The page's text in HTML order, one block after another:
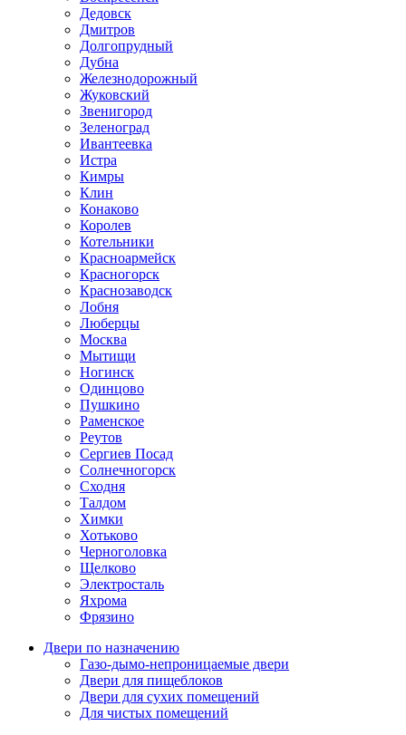
Дедовск
Дмитров
Долгопрудный
Дубна
Железнодорожный
Жуковский
Звенигород
Зеленоград
Ивантеевка
Истра
Кимры
Клин
Конаково
Королев
Котельники
Красноармейск
Красногорск
Краснозаводск
Лобня
Люберцы
Москва
Мытищи
Ногинск
Одинцово
Пушкино
Раменское
Реутов
Сергиев Посад
Солнечногорск
Сходня
Талдом
Химки
Хотьково
Черноголовка
Щелково
Электросталь
Яхрома
Фрязино
Двери по назначению
Газо-дымо-непроницаемые двери
Двери для пищеблоков
Двери для сухих помещений
Для чистых помещений